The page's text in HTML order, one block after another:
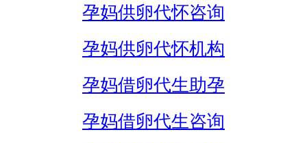
孕妈供卵代怀咨询
孕妈供卵代怀机构
孕妈借卵代生助孕
孕妈借卵代生咨询